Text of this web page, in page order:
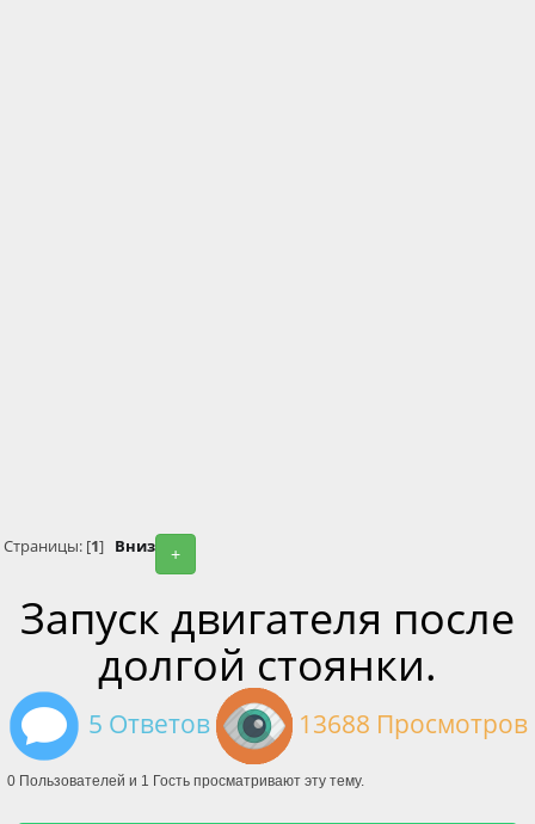
+
Страницы: [1] Вниз
Запуск двигателя после
долгой стоянки.
5 Ответов 13688 Просмотров
0 Пользователей и 1 Гость просматривают эту тему.